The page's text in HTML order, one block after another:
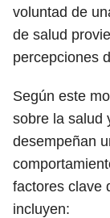
voluntad de
de salud
percepciones
Según este
sobre la salud
desempeñan
factores clave
incluyen: